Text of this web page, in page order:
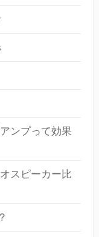
ンプって効果
スピーカー比